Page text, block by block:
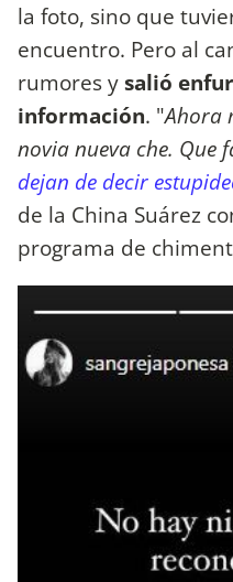
la foto, sino que
encuentro. Pero al
rumores ysalió
información. "Ahora
novia nueva che. Que
dejan de decir
de la China Suárez
programa de